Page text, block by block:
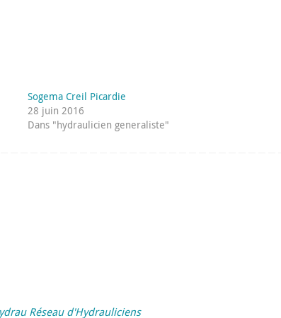
Sogema Creil Picardie
28 juin 2016
Dans "hydraulicien generaliste"
Réseau d'Hydrauliciens